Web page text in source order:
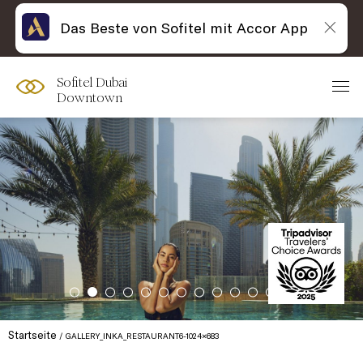
Sofitel Dubai
Downtown
Startseite GALLERY_INKA_RESTAURANT6-1024×683
Das Beste von Sofitel mit Accor App